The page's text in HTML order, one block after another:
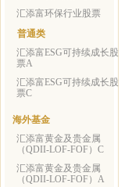
汇添富环保行业股票
普通类
汇添富ESG可持续成长股
票A
汇添富ESG可持续成长股
票C
海外基金
汇添富黄金及贵金属
（QDII-LOF-FOF）C
汇添富黄金及贵金属
（QDII-LOF-FOF）A